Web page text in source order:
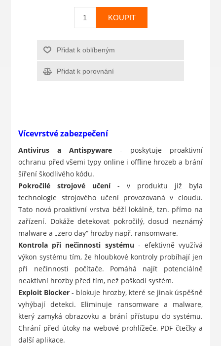
KOUPIT
Přidat k oblíbeným
Přidat k porovnání
Vícevrstvé zabezpečení
Antivirus a Antispyware - poskytuje proaktivní
ochranu před všemi typy online i offline hrozeb a brání
šíření škodlivého kódu.
Pokročilé strojové učení- v produktu již byla
technologie strojového učení provozovaná v cloudu.
Tato nová proaktivní vrstva běží lokálně, tzn. přímo na
zařízení. Dokáže detekovat pokročilý, dosud neznámý
malware a „zero day“ hrozby např. ransomware.
Kontrola při nečinnosti systému - efektivně využívá
výkon systému tím, že hloubkové kontroly probíhají jen
při nečinnosti počítače. Pomáhá najít potenciálně
neaktivní hrozby před tím, než poškodí systém.
Exploit Blocker - blokuje hrozby, které se jinak úspěšně
vyhýbají detekci. Eliminuje ransomware a malware,
který zamyká obrazovku a brání přístupu do systému.
Chrání před útoky na webové prohlížeče, PDF čtečky a
další aplikace.